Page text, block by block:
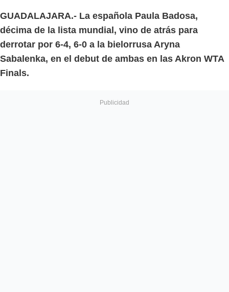
GUADALAJARA.- La española Paula Badosa,
décima de la lista mundial, vino de atrás para
derrotar por 6-4, 6-0 a la bielorrusa Aryna
Sabalenka, en el debut de ambas en las Akron WTA
Finals.